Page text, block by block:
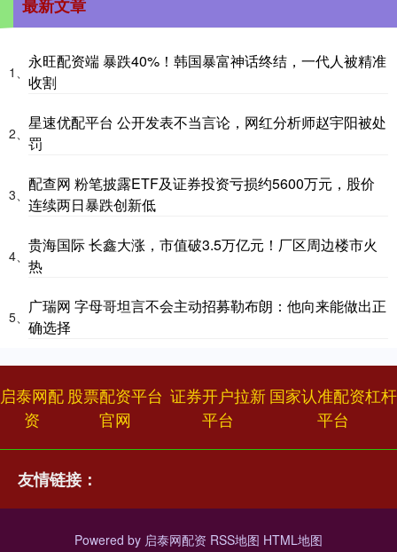
最新文章
1、
永旺配资端 暴跌40%！韩国暴富神话终结，一代人被精准
收割
2、
星速优配平台 公开发表不当言论，网红分析师赵宇阳被处
罚
3、
配查网 粉笔披露ETF及证券投资亏损约5600万元，股价
连续两日暴跌创新低
4、
贵海国际 长鑫大涨，市值破3.5万亿元！厂区周边楼市火
热
5、
广瑞网 字母哥坦言不会主动招募勒布朗：他向来能做出正
确选择
启泰网配
资
股票配资平台
官网
证券开户拉新
平台
国家认准配资杠杆
平台
友情链接：
Powered by 启泰网配资 RSS地图 HTML地图